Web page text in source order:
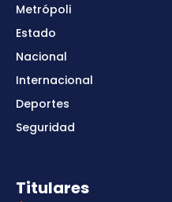
Metrópoli
Estado
Nacional
Internacional
Deportes
Seguridad
Titulares